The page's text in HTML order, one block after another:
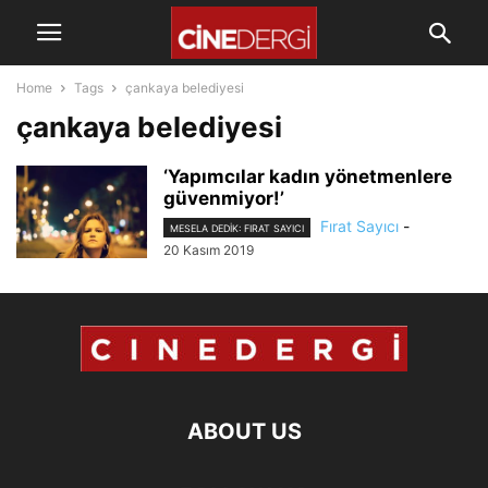
Home Tags çankaya belediyesi
çankaya belediyesi
‘Yapımcılar kadın yönetmenlere
güvenmiyor!’
MESELA DEDIK: FIRAT SAYICI Fırat Sayıcı -
20 Kasım 2019
ABOUT US